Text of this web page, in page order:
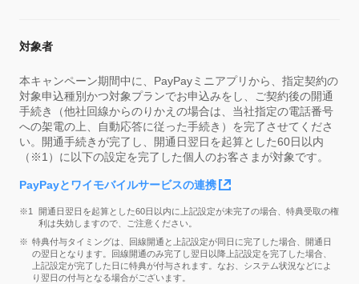
対象者
本キャンペーン期間中に、PayPayミニアプリから、指定契約の
対象申込種別かつ対象プランでお申込みをし、ご契約後の開通
手続き（他社回線からのりかえの場合は、当社指定の電話番号
への架電の上、自動応答に従った手続き）を完了させてくださ
い。開通手続きが完了し、開通日翌日を起算とした60日以内
（※1）に以下の設定を完了した個人のお客さまが対象です。
PayPayとワイモバイルサービスの連携
開通日翌日を起算とした60日以内に上記設定が未完了の場合、特典受取の権
利は失効しますので、ご注意ください。
特典付与タイミングは、回線開通と上記設定が同日に完了した場合、開通日
の翌日となります。回線開通のみ完了し翌日以降上記設定を完了した場合、
上記設定が完了した日に特典が付与されます。なお、システム状況などによ
り翌日の付与となる場合がございます。